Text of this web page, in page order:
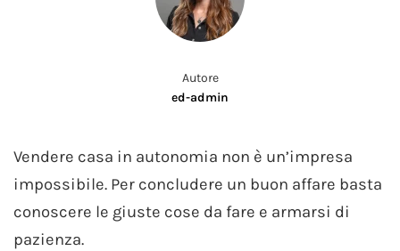
Autore
ed-admin
Vendere casa in autonomia non è un’impresa
impossibile. Per concludere un buon affare basta
conoscere le giuste cose da fare e armarsi di
pazienza.